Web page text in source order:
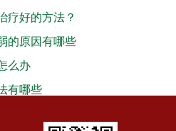
疗好的方法？
的原因有哪些
么办
有哪些